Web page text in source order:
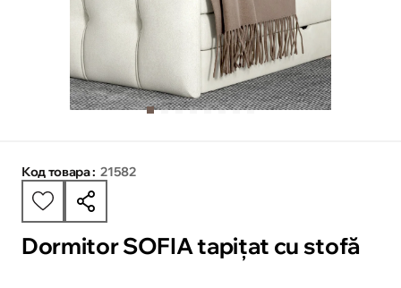
Код товара : 21582
Dormitor SOFIA tapițat cu stofă